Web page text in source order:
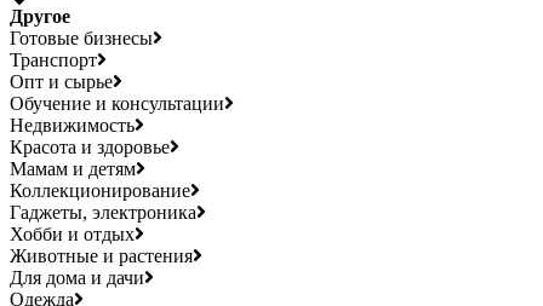
Другое
Готовые бизнесы
Транспорт
Опт и сырье
Обучение и консультации
Недвижимость
Красота и здоровье
Мамам и детям
Коллекционирование
Гаджеты, электроника
Хобби и отдых
Животные и растения
Для дома и дачи
Одежда